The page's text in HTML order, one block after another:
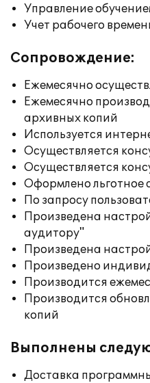
Управление
Учет рабочего
Сопровождение:
Ежемесячно
Ежемесячно
архивных копий
Используется
Осуществляется
Осуществляется
Оформлено льготное
По запросу
Произведена
аудитору"
Произведена
Произведено
Производится
Производится
копий
Выполнены
Доставка